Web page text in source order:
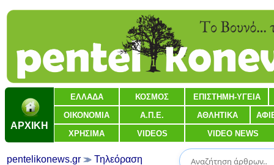
ΑΡΧΙΚΗ
ΕΛΛΑΔΑ ΚΟΣΜΟΣ ΕΠΙΣΤΗΜΗ-ΥΓΕΙΑ
ΟΙΚΟΝΟΜΙΑ Α.Π.Ε. ΑΘΛΗΤΙΚΑ
ΧΡΗΣΙΜΑ VIDEOS VIDEO NEWS
pentelikonews.gr Τηλεόραση